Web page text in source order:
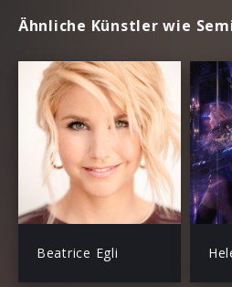
Ähnliche Künstler wie
Beatrice Egli